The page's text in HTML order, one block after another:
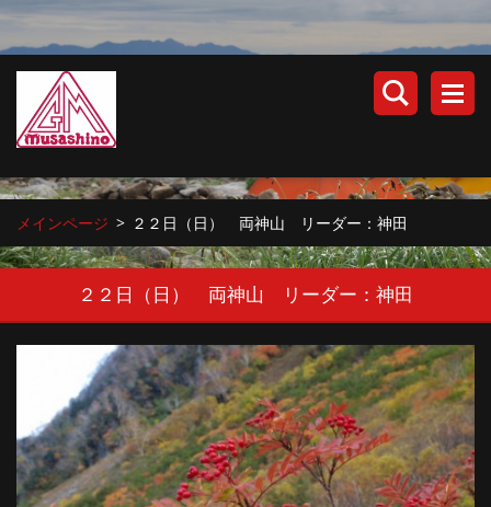
メインページ > ２２日（日） 両神山 リーダー：神田
２２日（日） 両神山 リーダー：神田